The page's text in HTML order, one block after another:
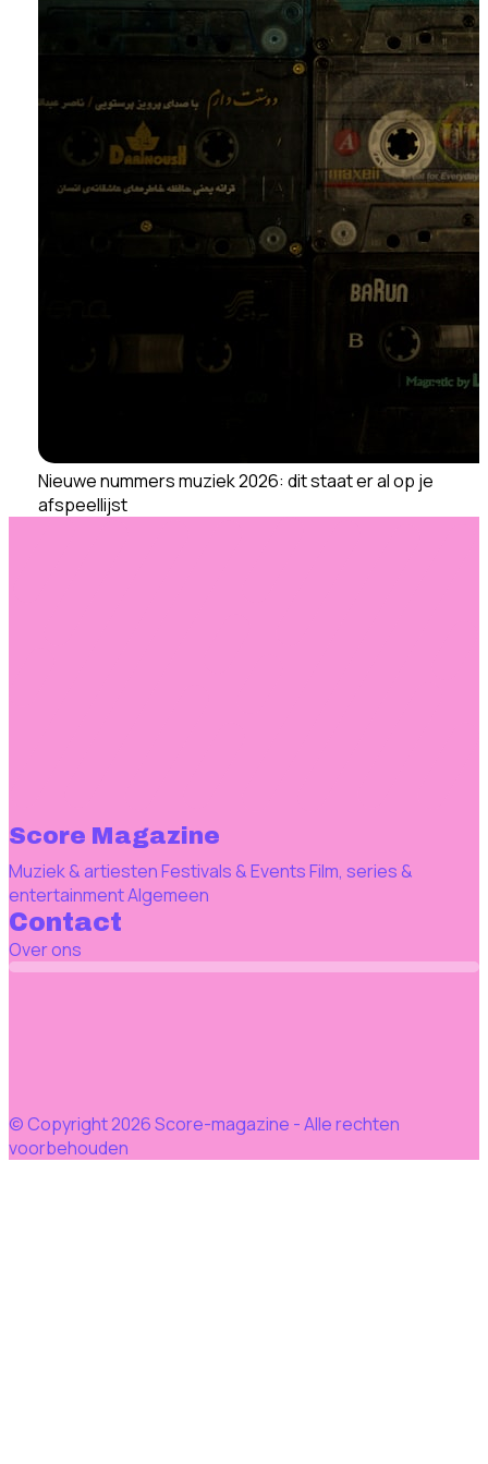
Nieuwe nummers muziek 2026: dit staat er al op je
afspeellijst
Score Magazine
Muziek & artiestenFestivals & EventsFilm, series &
entertainmentAlgemeen
Contact
Over ons
© Copyright 2026 Score-magazine - Alle rechten
voorbehouden